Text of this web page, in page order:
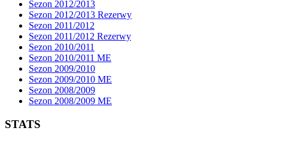
Sezon 2012/2013
Sezon 2012/2013 Rezerwy
Sezon 2011/2012
Sezon 2011/2012 Rezerwy
Sezon 2010/2011
Sezon 2010/2011 ME
Sezon 2009/2010
Sezon 2009/2010 ME
Sezon 2008/2009
Sezon 2008/2009 ME
STATS